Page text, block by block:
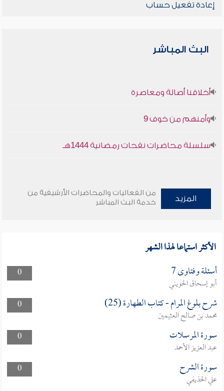
إعادة تفعيل حساب
البث المباشر
أخلاقنا أصالة ومعاصرة
وأمنهم من خوف 9
سلسلة محاضرات نفحات رمضانية 1444هـ
المزيد
من الفعاليات والمحاضرات الأرشيفية من
خدمة البث المباشر
الأكثر استماعا لهذا الشهر
0 أسئلة وفتاوى 7
أبو إسحاق الحويني
0
شرح بلوغ المرام - كتاب الطهارة (25)
محمد بن صالح العثيمين
0
سورة المرسلات
عبد العزيز الأحمد
0
سورة الشرح
علي الحذيفي